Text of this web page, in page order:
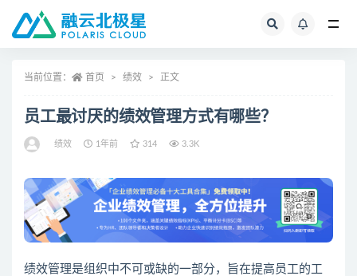
当前位置： 首页 绩效 正文
员工最讨厌的绩效管理方式有哪些？
绩效 1年前 314 3.3K
绩效管理是组织中不可或缺的一部分，旨在提高员工的工